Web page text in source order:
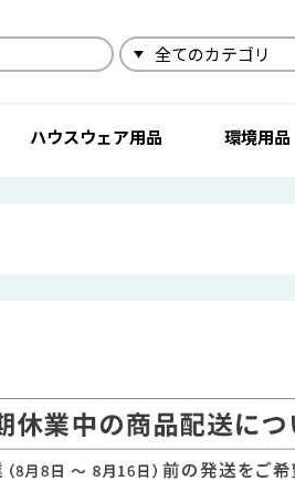
ハウスウェア用品 環境用品